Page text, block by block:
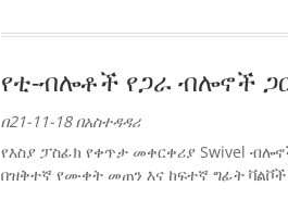
የቲ-ብሎቶች የጋራ ብሎኖች
በ21-11-18 በአስተዳዳሪ
የእስያ ፓስፊክ የቀጥታ መቀርቀሪያ Swivel
በዝቅተኛ የሙቀት መጠን እና ከፍተኛ ግፊት